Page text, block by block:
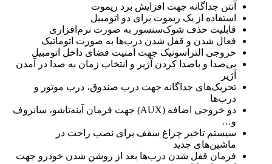
آنتن جداگانه جهت افزایش برد ریموت
استفاده از یک ریموت برای دو اتومبیل
قابلیت حذف شوک‌سنسور به صورت نرم‌افزاری
فعال شدن و قفل شدن درب‌ها به صورت اتوماتیک
خروجی التراسونیک جهت امنیت فضای داخل اتومبیل
بی‌صدا و باصدا کردن آژیر و انتخاب زمان به صدا در آمدن
آژیر
تحریک‌های جداگانه جهت درب صندوق، درب موتور و
درب‌ها
دو خروجی اضافه (AUX) جهت فرمان آینه‌تاشو، سانروف
و…
سیستم تاخیر چراغ سقف برای نصب راحت در
ماشین‌های جدید
فرمان قفل شدن درب‌ها بعد از روشن شدن خودرو جهت